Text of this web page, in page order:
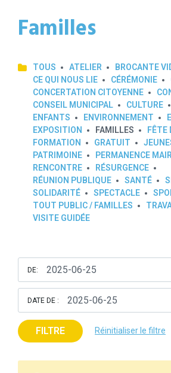
Familles
TOUS ATELIER
BROCANTE
CE QUI NOUS LIE
CÉRÉMONIE
CONCERTATION CITOYENNE
CONSEIL MUNICIPAL
CULTURE
ENFANTS
ENVIRONNEMENT
EXPOSITION
FAMILLES
FÊTE
FORMATION
GRATUIT
PATRIMOINE
PERMANENCE
RENCONTRE
RÉSURGENCE
RÉUNION PUBLIQUE
SANTÉ
SOLIDARITÉ
SPECTACLE
TOUT PUBLIC / FAMILLES
VISITE GUIDÉE
DE:
DATE DE :
FILTRE Réinitialiser le filtre